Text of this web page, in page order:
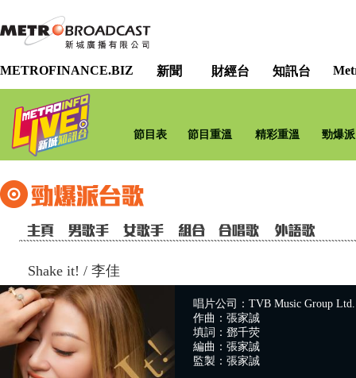
METROFINANCE.BIZ 新聞 財經台 知訊台
節目表 節目重溫 精彩重溫 勁爆
Shake it! / 李佳
唱片公司：TVB Music Group Ltd.
作曲：張家誠
填詞：鄧千荧
編曲：張家誠
監製：張家誠